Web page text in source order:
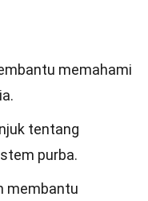
memahami
tentang
purba.
membantu